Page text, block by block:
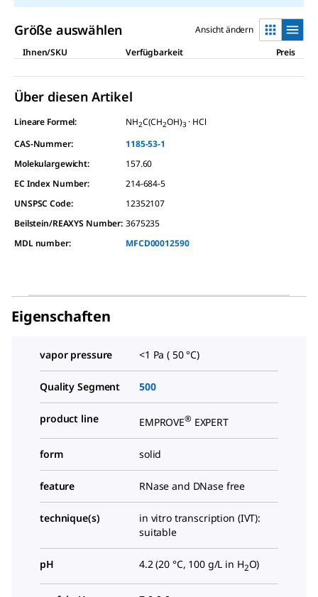
Größe auswählen
Ansicht ändern
Ihnen/SKU
Verfügbarkeit Preis
Über diesen Artikel
Lineare Formel: NH2C(CH2OH)3 · HCl
CAS-Nummer:
1185-53-1
Molekulargewicht:
157.60
EC Index Number:
214-684-5
UNSPSC Code:
12352107
Beilstein/REAXYS Number: 3675235
MDL number:
MFCD00012590
Eigenschaften
vapor pressure <1 Pa ( 50 °C)
Quality Segment 500
product line EMPROVE® EXPERT
form solid
feature RNase and DNase free
technique(s)
in vitro transcription (IVT):
suitable
pH 4.2 (20 °C, 100 g/L in H2O)